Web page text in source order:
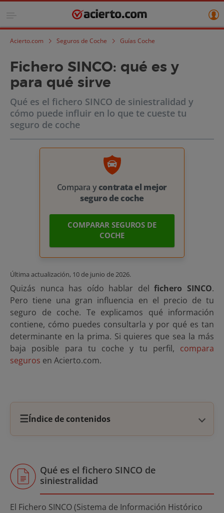
Acierto.com Seguros de Coche Guías Coche
Fichero SINCO: qué es y
para qué sirve
Qué es el fichero SINCO de siniestralidad y
cómo puede influir en lo que te cueste tu
seguro de coche
Compara ycontrata el mejor
seguro de coche
COMPARAR SEGUROS DE
COCHE
Última actualización, 10 de junio de 2026.
Quizás nunca has oído hablar delfichero SINCO.
Pero tiene una gran influencia en el precio de tu
seguro de coche. Te explicamos qué información
contiene, cómo puedes consultarla y por qué es tan
determinante en la prima. Si quieres que sea la más
baja posible para tu coche y tu perfil, compara
seguros en Acierto.com.
☰Índice de contenidos
Qué es el fichero SINCO de
siniestralidad
El Fichero SINCO (Sistema de Información Histórico